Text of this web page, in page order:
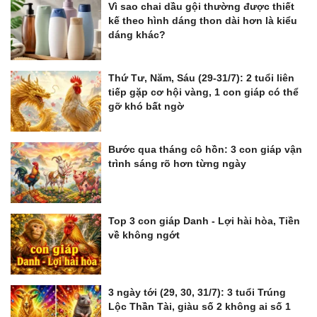
Vì sao chai dầu gội thường được thiết
kế theo hình dáng thon dài hơn là kiểu
dáng khác?
Thứ Tư, Năm, Sáu (29-31/7): 2 tuổi liên
tiếp gặp cơ hội vàng, 1 con giáp có thể
gỡ khó bất ngờ
Bước qua tháng cô hồn: 3 con giáp vận
trình sáng rõ hơn từng ngày
Top 3 con giáp Danh - Lợi hài hòa, Tiền
về không ngớt
3 ngày tới (29, 30, 31/7): 3 tuổi Trúng
Lộc Thần Tài, giàu số 2 không ai số 1